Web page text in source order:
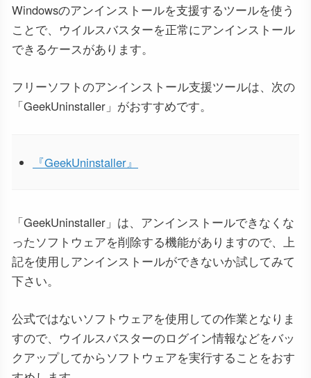
Windowsのアンインストールを支援するツールを使う
ことで、ウイルスバスターを正常にアンインストール
できるケースがあります。
フリーソフトのアンインストール支援ツールは、次の
「GeekUninstaller」がおすすめです。
『GeekUninstaller』
「GeekUninstaller」は、アンインストールできなくな
ったソフトウェアを削除する機能がありますので、上
記を使用しアンインストールができないか試してみて
下さい。
公式ではないソフトウェアを使用しての作業となりま
すので、ウイルスバスターのログイン情報などをバッ
クアップしてからソフトウェアを実行することをおす